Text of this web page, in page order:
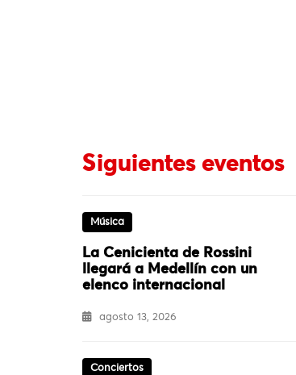
Siguientes eventos
Música
La Cenicienta de Rossini
llegará a Medellín con un
elenco internacional
agosto 13, 2026
Conciertos